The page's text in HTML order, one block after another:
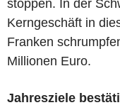
stoppen. In der
Kerngeschäft in
Franken
Millionen Euro.
Jahresziele